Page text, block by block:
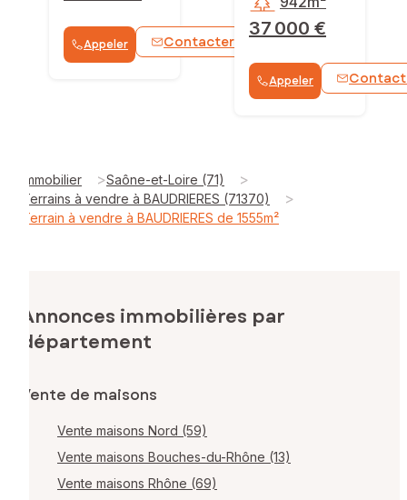
Appeler Contacter
37 000 €
Appeler
Immobilier >Saône-et-Loire (71) >
Terrains à vendre à BAUDRIERES (71370) >
Terrain à vendre à BAUDRIERES de 1555m²
Annonces immobilières par
département
Vente de maisons
Vente maisons Nord (59)
Vente maisons Bouches-du-Rhône (13)
Vente maisons Rhône (69)